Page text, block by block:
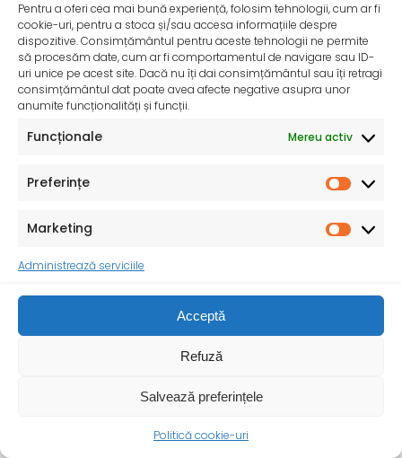
Pentru a oferi cea mai bună experiență, folosim tehnologii, cum ar fi
cookie-uri, pentru a stoca și/sau accesa informațiile despre
dispozitive. Consimțământul pentru aceste tehnologii ne permite
să procesăm date, cum ar fi comportamentul de navigare sau ID-
uri unice pe acest site. Dacă nu îți dai consimțământul sau îți retragi
consimțământul dat poate avea afecte negative asupra unor
anumite funcționalități și funcții.
Funcționale Mereu activ
Preferințe
Marketing
Administrează serviciile
Acceptă
Refuză
Salvează preferințele
Politică cookie-uri
InfoMama – Ghidul mamei pe parcursul sarcinii și în
De peste 35 de ani, Organizația Salvați Copiii
desfășoară activități dedicate promovării și apărării